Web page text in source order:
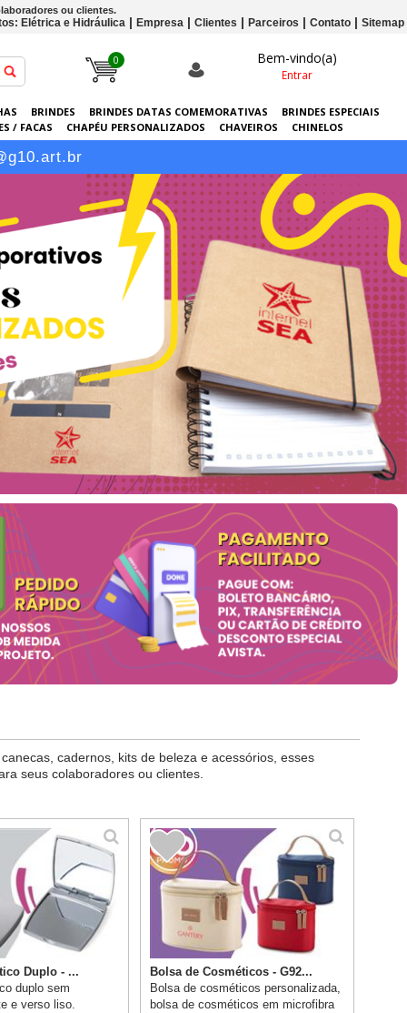
ou clientes.
Elétrica e Hidráulica Empresa Clientes Parceiros Contato Sitemap
0 Bem-vindo(a)
Entrar
BRINDES BRINDES DATAS COMEMORATIVAS
BRINDES ESPECIAIS
/ FACAS CHAPÉU PERSONALIZADOS CHAVEIROS
CHINELOS
GRÁFICA GUARDA-CHUVAS KITS
LANÇAMENTOS
cadernos, kits de beleza e acessórios, esses
seus colaboradores ou clientes.
Duplo - ...
duplo sem
e verso liso.
Bolsa de Cosméticos - G92...
Bolsa de cosméticos personalizada,
bolsa de cosméticos em microfibra